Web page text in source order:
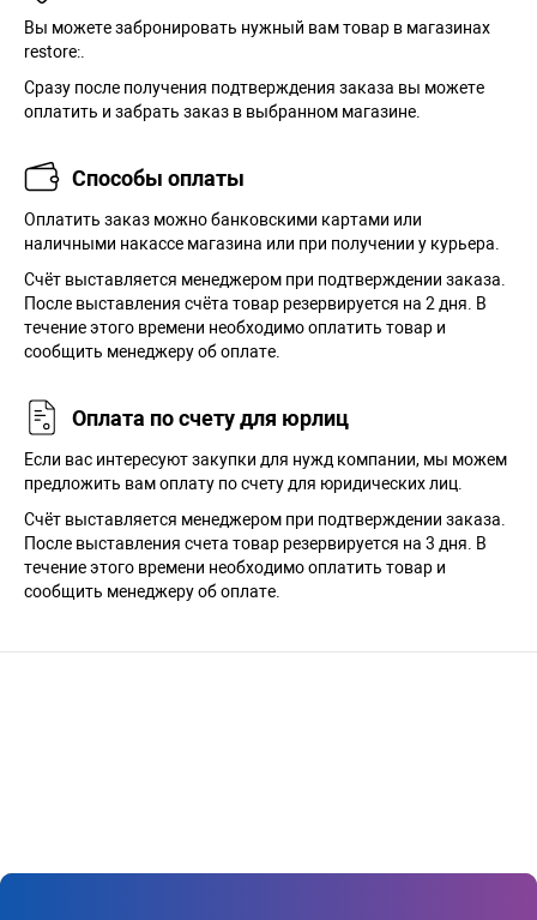
Вы можете забронировать нужный вам товар в магазинах
restore:.
Сразу после получения подтверждения заказа вы можете
оплатить и забрать заказ в выбранном магазине.
Способы оплаты
Оплатить заказ можно банковскими картами или
наличными накассе магазина или при получении у курьера.
Cчёт выставляется менеджером при подтверждении заказа.
После выставления счёта товар резервируется на 2 дня. В
течение этого времени необходимо оплатить товар и
сообщить менеджеру об оплате.
Оплата по счету для юрлиц
Если вас интересуют закупки для нужд компании, мы можем
предложить вам оплату по счету для юридических лиц.
Счёт выставляется менеджером при подтверждении заказа.
После выставления счета товар резервируется на 3 дня. В
течение этого времени необходимо оплатить товар и
сообщить менеджеру об оплате.